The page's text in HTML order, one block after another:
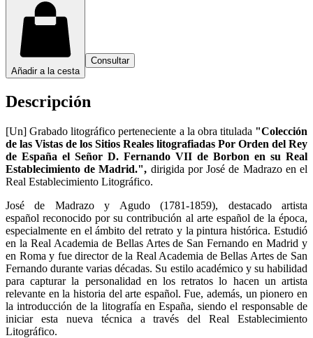
Añadir a la cesta
Consultar
Descripción
[Un] Grabado litográfico perteneciente a la obra titulada "Colección
de las Vistas de los Sitios Reales litografiadas Por Orden del Rey
de España el Señor D. Fernando VII de Borbon en su Real
Establecimiento de Madrid.", dirigida por José de Madrazo en el
Real Establecimiento Litográfico.
José de Madrazo y Agudo (1781-1859), destacado artista
español reconocido por su contribución al arte español de la época,
especialmente en el ámbito del retrato y la pintura histórica. Estudió
en la Real Academia de Bellas Artes de San Fernando en Madrid y
en Roma y fue director de la Real Academia de Bellas Artes de San
Fernando durante varias décadas. Su estilo académico y su habilidad
para capturar la personalidad en los retratos lo hacen un artista
relevante en la historia del arte español. Fue, además, un pionero en
la introducción de la litografía en España, siendo el responsable de
iniciar esta nueva técnica a través del Real Establecimiento
Litográfico.